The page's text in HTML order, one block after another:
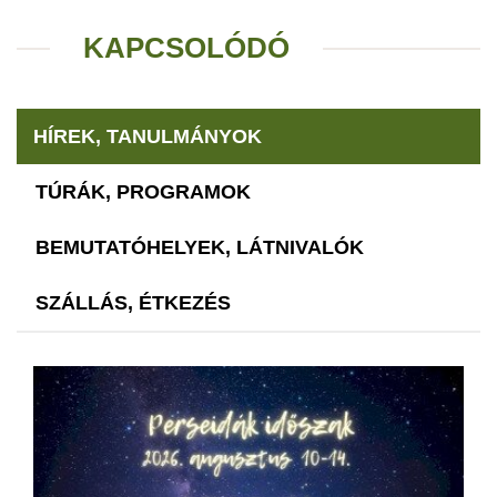
KAPCSOLÓDÓ
HÍREK, TANULMÁNYOK
TÚRÁK, PROGRAMOK
BEMUTATÓHELYEK, LÁTNIVALÓK
SZÁLLÁS, ÉTKEZÉS